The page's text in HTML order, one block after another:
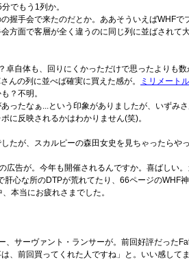
でもう1列か。
握手会で来たのだとか。ああそういえばWHFで
方面で客層が全く違うのに同じ列に並ばされて
自体も、回りにくかっただけで思ったよりも
んの列に並べば確実に買えた感が。 ミリメート
？不明。
ったなぁ...という印象がありましたが、いずみ
に反映されるかはわかりません(笑)。
たが、スカルピーの森田女史を見ちゃったら
告が。今年も開催されるんですか。喜ばしい
心な所のDTPが荒れてたり、66ページの
本当にお疲れさまでした。
サーヴァント・ランサーが。前回好評だった
、前回買ってくれた人ですね」と。いい感して